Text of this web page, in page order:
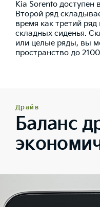
Kia Sorento доступен
Второй ряд
время как третий
складных сиденья.
или целые ряды, вы
пространство до
Драйв
Баланс